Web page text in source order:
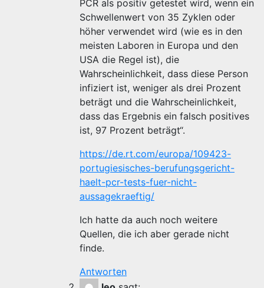
PCR als positiv getestet wird, wenn ein
Schwellenwert von 35 Zyklen oder
höher verwendet wird (wie es in den
meisten Laboren in Europa und den
USA die Regel ist), die
Wahrscheinlichkeit, dass diese Person
infiziert ist, weniger als drei Prozent
beträgt und die Wahrscheinlichkeit,
dass das Ergebnis ein falsch positives
ist, 97 Prozent beträgt“.
https://de.rt.com/europa/109423-
portugiesisches-berufungsgericht-
haelt-pcr-tests-fuer-nicht-
aussagekraeftig/
Ich hatte da auch noch weitere
Quellen, die ich aber gerade nicht
finde.
Antworten